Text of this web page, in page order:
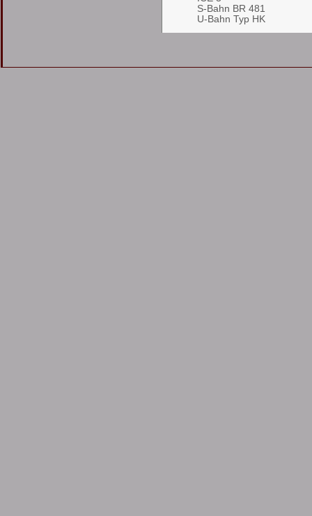
S-Bahn BR 481
U-Bahn Typ HK